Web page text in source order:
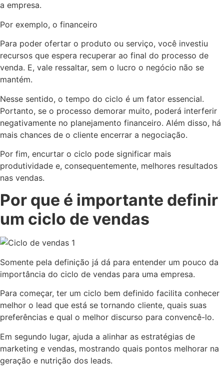
a empresa.
Por exemplo, o financeiro
Para poder ofertar o produto ou serviço, você investiu
recursos que espera recuperar ao final do processo de
venda. E, vale ressaltar, sem o lucro o negócio não se
mantém.
Nesse sentido, o tempo do ciclo é um fator essencial.
Portanto, se o processo demorar muito, poderá interferir
negativamente no planejamento financeiro. Além disso, há
mais chances de o cliente encerrar a negociação.
Por fim, encurtar o ciclo pode significar mais
produtividade e, consequentemente, melhores resultados
nas vendas.
Por que é importante definir
um ciclo de vendas
Somente pela definição já dá para entender um pouco da
importância do ciclo de vendas para uma empresa.
Para começar, ter um ciclo bem definido facilita conhecer
melhor o lead que está se tornando cliente, quais suas
preferências e qual o melhor discurso para convencê-lo.
Em segundo lugar, ajuda a alinhar as estratégias de
marketing e vendas, mostrando quais pontos melhorar na
geração e nutrição dos leads.